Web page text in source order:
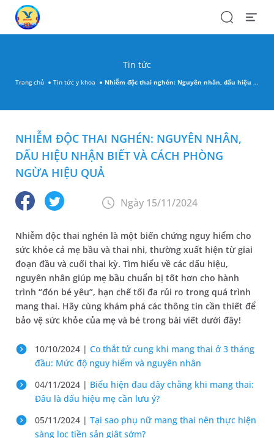
SearchOpen
Tin tức
Trang chủ Tin tức y khoa Nhiễm độc thai nghén: Nguyên nhân, dấu hiệu nhận biết và cách phòng ngừa hiệu quả
NHIỄM ĐỘC THAI NGHÉN: NGUYÊN NHÂN,
DẤU HIỆU NHẬN BIẾT VÀ CÁCH PHÒNG
NGỪA HIỆU QUẢ
Ngày 15/11/2024
Nhiễm độc thai nghén là một biến chứng nguy hiểm cho
sức khỏe cả mẹ bầu và thai nhi, thường xuất hiện từ giai
đoạn đầu và cuối thai kỳ. Tìm hiểu về các dấu hiệu,
nguyên nhân giúp mẹ bầu chuẩn bị tốt hơn cho hành
trình “đón bé yêu”, hạn chế tối đa rủi ro trong quá trình
mang thai. Hãy cùng khám phá các thông tin cần thiết để
bảo vệ sức khỏe của mẹ và bé trong bài viết dưới đây!
10/10/2024 | Co thắt tử cung khi mang thai ở 3 tháng
đầu: Mức độ nguy hiểm và nguyên nhân
04/11/2024 | Biểu hiện đau dây chằng khi mang thai:
Đâu là dấu hiệu mẹ cần lưu ý?
05/11/2024 | Tại sao phụ nữ mang thai nên thực hiện
sàng lọc tiền sản giật sớm?